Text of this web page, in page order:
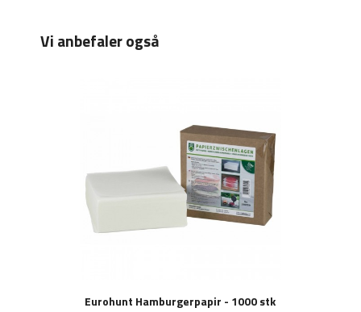
Vi anbefaler også
Eurohunt Hamburgerpapir - 1000 stk